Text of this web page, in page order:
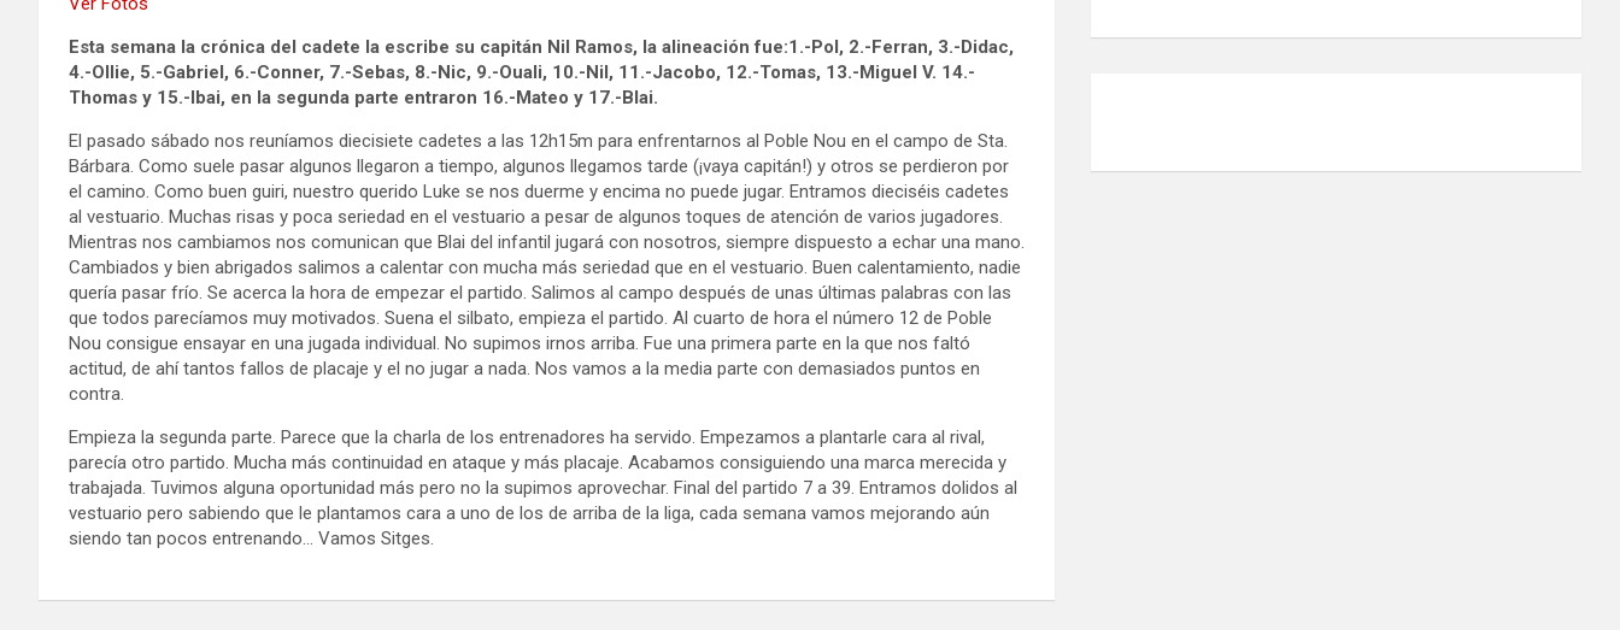
Esta semana la crónica del cadete la escribe su capitán Nil Ramos, la alineación fue:1.-Pol, 2.-Ferran, 3.-Didac,
4.-Ollie, 5.-Gabriel, 6.-Conner, 7.-Sebas, 8.-Nic, 9.-Ouali, 10.-Nil, 11.-Jacobo, 12.-Tomas, 13.-Miguel V. 14.-
Thomas y 15.-Ibai, en la segunda parte entraron 16.-Mateo y 17.-Blai.
El pasado sábado nos reuníamos diecisiete cadetes a las 12h15m para enfrentarnos al Poble Nou en el campo de Sta.
Bárbara. Como suele pasar algunos llegaron a tiempo, algunos llegamos tarde (¡vaya capitán!) y otros se perdieron por
el camino. Como buen guiri, nuestro querido Luke se nos duerme y encima no puede jugar. Entramos dieciséis cadetes
al vestuario. Muchas risas y poca seriedad en el vestuario a pesar de algunos toques de atención de varios jugadores.
Mientras nos cambiamos nos comunican que Blai del infantil jugará con nosotros, siempre dispuesto a echar una mano.
Cambiados y bien abrigados salimos a calentar con mucha más seriedad que en el vestuario. Buen calentamiento, nadie
quería pasar frío. Se acerca la hora de empezar el partido. Salimos al campo después de unas últimas palabras con las
que todos parecíamos muy motivados. Suena el silbato, empieza el partido. Al cuarto de hora el número 12 de Poble
Nou consigue ensayar en una jugada individual. No supimos irnos arriba. Fue una primera parte en la que nos faltó
actitud, de ahí tantos fallos de placaje y el no jugar a nada. Nos vamos a la media parte con demasiados puntos en
contra.
Empieza la segunda parte. Parece que la charla de los entrenadores ha servido. Empezamos a plantarle cara al rival,
parecía otro partido. Mucha más continuidad en ataque y más placaje. Acabamos consiguiendo una marca merecida y
trabajada. Tuvimos alguna oportunidad más pero no la supimos aprovechar. Final del partido 7 a 39. Entramos dolidos al
vestuario pero sabiendo que le plantamos cara a uno de los de arriba de la liga, cada semana vamos mejorando aún
siendo tan pocos entrenando… Vamos Sitges.